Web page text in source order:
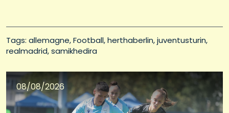
Tags: allemagne Football herthaberlin juventusturin
realmadrid samikhedira
08/08/2026